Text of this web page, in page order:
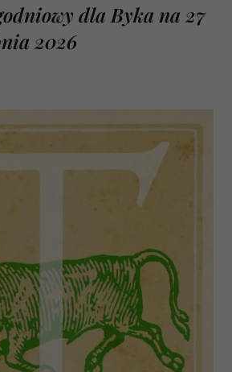
dla Byka na 27
2026